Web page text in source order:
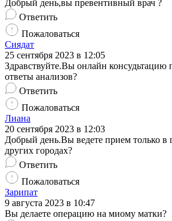
Добрый день,вы превентивный врач ?
Ответить
Пожаловаться
Сиядат
25 сентября 2023 в 12:05
Здравствуйте.Вы онлайн консудьтацию
ответы анализов?
Ответить
Пожаловаться
Лиана
20 сентября 2023 в 12:03
Добрый день.Вы ведете прием только в
других городах?
Ответить
Пожаловаться
Зарипат
9 августа 2023 в 10:47
Вы делаете операцию на миому матки?